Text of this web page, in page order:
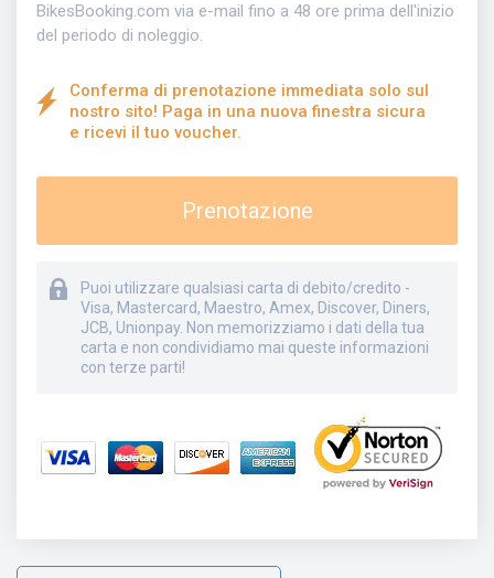
BikesBooking.com via e-mail fino a 48 ore prima dell'inizio
del periodo di noleggio.
Conferma di prenotazione immediata solo sul
nostro sito! Paga in una nuova finestra sicura
e ricevi il tuo voucher.
Prenotazione
Puoi utilizzare qualsiasi carta di debito/credito -
Visa, Mastercard, Maestro, Amex, Discover, Diners,
JCB, Unionpay. Non memorizziamo i dati della tua
carta e non condividiamo mai queste informazioni
con terze parti!